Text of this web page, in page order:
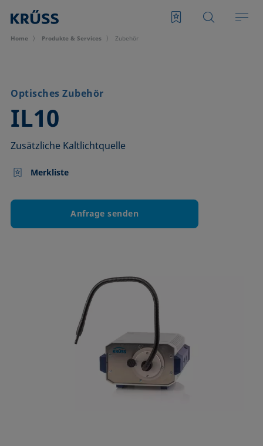
Home Produkte & Services Zubehör
Optisches Zubehör
IL10
–
Zusätzliche Kaltlichtquelle
Merkliste
Anfrage senden